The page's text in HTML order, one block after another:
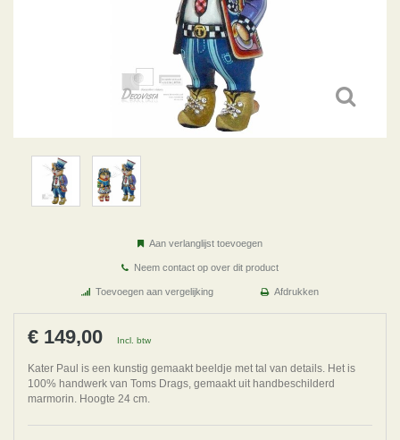
Aan verlanglijst toevoegen
Neem contact op over dit product
Toevoegen aan vergelijking Afdrukken
€ 149,00 Incl. btw
Kater Paul is een kunstig gemaakt beeldje met tal van details. Het is
100% handwerk van Toms Drags, gemaakt uit handbeschilderd
marmorin. Hoogte 24 cm.